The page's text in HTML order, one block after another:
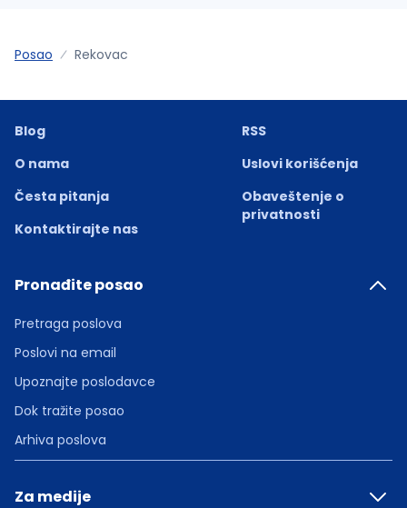
Posao Rekovac
Blog
O nama
Česta pitanja
Kontaktirajte nas
RSS
Uslovi korišćenja
Obaveštenje o
privatnosti
Pronađite posao
Pretraga poslova
Poslovi na email
Upoznajte poslodavce
Dok tražite posao
Arhiva poslova
Za medije